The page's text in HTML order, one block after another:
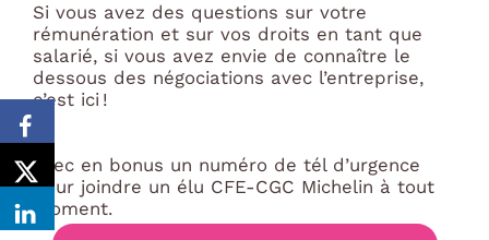
Si vous avez des questions sur votre
rémunération et sur vos droits en tant que
salarié, si vous avez envie de connaître le
dessous des négociations avec l’entreprise,
c’est ici !
Avec en bonus un numéro de tél d’urgence
pour joindre un élu CFE-CGC Michelin à tout
moment.